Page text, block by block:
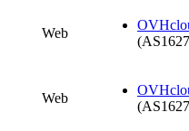
Web
Web